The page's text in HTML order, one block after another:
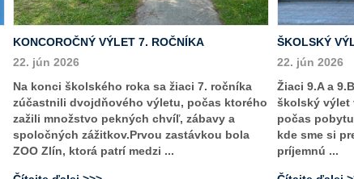
KONCOROČNÝ VÝLET 7. ROČNÍKA
22. jún 2026
Na konci školského roka sa žiaci 7. ročníka
zúčastnili dvojdňového výletu, počas ktorého
zažili množstvo pekných chvíľ, zábavy a
spoločných zážitkov.Prvou zastávkou bola
ZOO Zlín, ktorá patrí medzi ...
ŠKOLSKÝ
22. jún 2026
Žiaci 9.A a
školský výlet
počas
kde sme si
príjemnú ...